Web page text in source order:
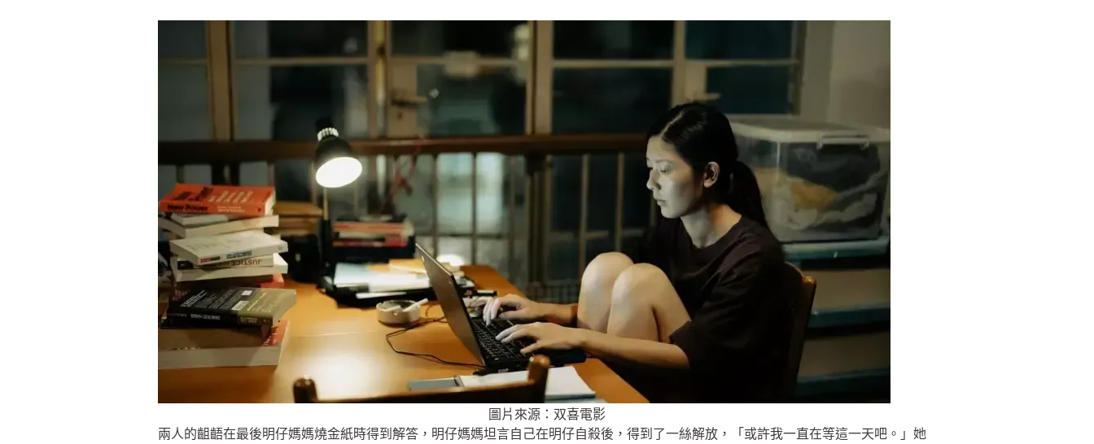
圖片來源：双喜電影
兩人的齟齬在最後明仔媽媽燒金紙時得到解答，明仔媽媽坦言自己在明仔自殺後，得到了一絲解放，「或許我一直在等這一天吧。」她